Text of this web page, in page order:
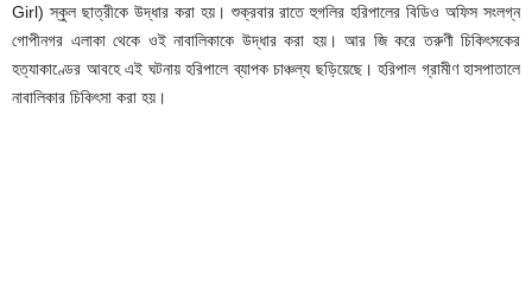
Girl) স্কুল ছাত্রীকে উদ্ধার করা হয়। শুক্রবার রাতে হুগলির হরিপালের বিডিও অফিস সংলগ্ন
গোপীনগর এলাকা থেকে ওই নাবালিকাকে উদ্ধার করা হয়। আর জি করে তরুণী চিকিৎসকের
হত্যাকাণ্ডের আবহে এই ঘটনায় হরিপালে ব্যাপক চাঞ্চল্য ছড়িয়েছে। হরিপাল গ্রামীণ হাসপাতালে
নাবালিকার চিকিৎসা করা হয়।